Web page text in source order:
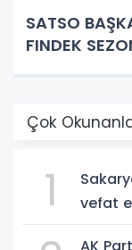
SATSO
FINDEK
Çok
1
vefat